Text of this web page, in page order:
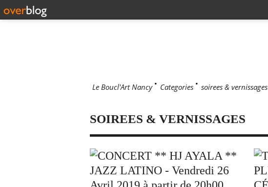
Le Boucl'Art Nancy > Categories > soirees & vernissages
SOIREES & VERNISSAGES